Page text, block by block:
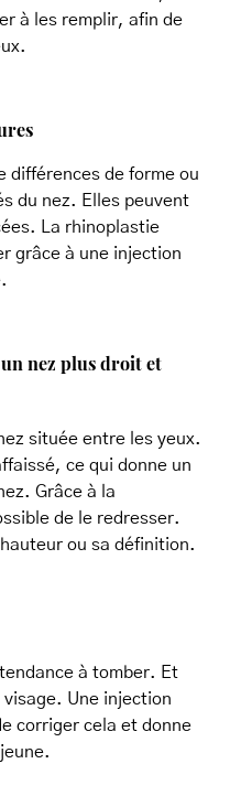
à les remplir, afin de
différences de forme ou
du nez. Elles peuvent
La rhinoplastie
grâce à une injection
nez plus droit et
située entre les yeux.
ce qui donne un
Grâce à la
de le redresser.
ou sa définition.
à tomber. Et
Une injection
corriger cela et donne